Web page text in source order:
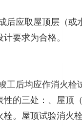
后应取屋顶层（
要求为合格。
工后均应作消火栓
的三处：、屋顶
。屋顶试验消火